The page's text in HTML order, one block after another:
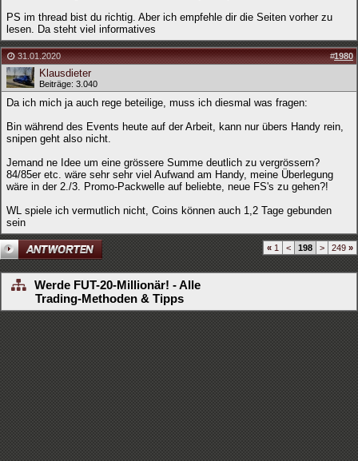
PS im thread bist du richtig. Aber ich empfehle dir die Seiten vorher zu
lesen. Da steht viel informatives
31.01.2020 #1980
Klausdieter
Beiträge: 3.040
Da ich mich ja auch rege beteilige, muss ich diesmal was fragen:
Bin während des Events heute auf der Arbeit, kann nur übers Handy rein,
snipen geht also nicht.
Jemand ne Idee um eine grössere Summe deutlich zu vergrössern?
84/85er etc. wäre sehr sehr viel Aufwand am Handy, meine Überlegung
wäre in der 2./3. Promo-Packwelle auf beliebte, neue FS's zu gehen?!
WL spiele ich vermutlich nicht, Coins können auch 1,2 Tage gebunden
sein
« 1 < 198 > 249 »
Werde FUT-20-Millionär! - Alle
Trading-Methoden & Tipps